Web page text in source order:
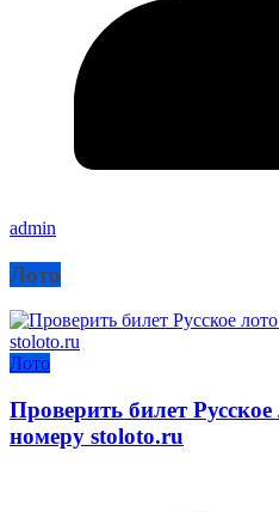
admin
Лото
Лото
Проверить билет
номеру stoloto.ru